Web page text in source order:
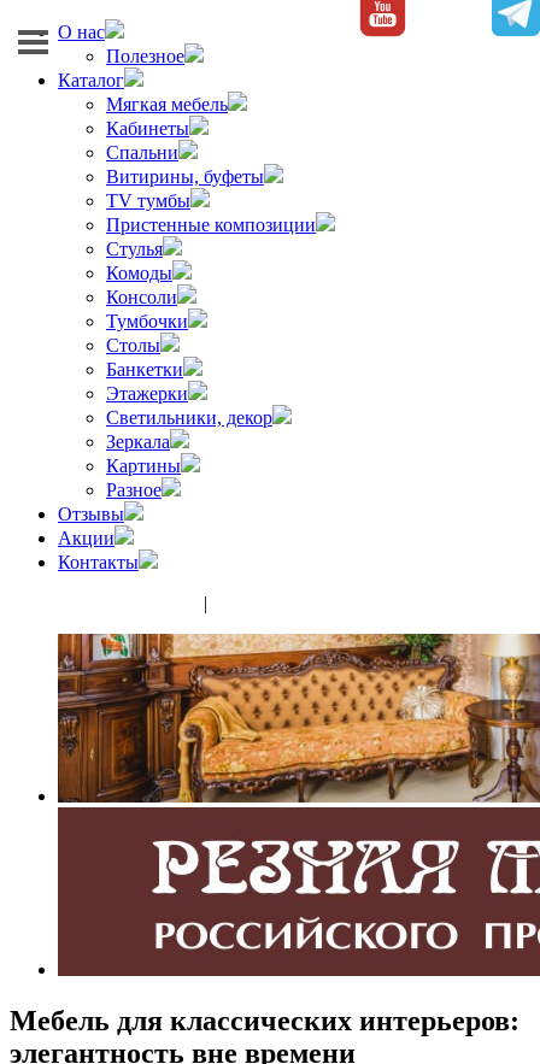
О нас
Полезное
Каталог
Мягкая мебель
Кабинеты
Спальни
Витирины, буфеты
TV тумбы
Пристенные композиции
Стулья
Комоды
Консоли
Тумбочки
Столы
Банкетки
Этажерки
Светильники, декор
Зеркала
Картины
Разное
Отзывы
Акции
Контакты
|
Мебель для классических интерьеров:
элегантность вне времени